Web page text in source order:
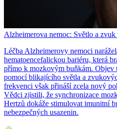
Alzheimerova nemoc: Světlo a
Léčba Alzheimerovy nemoci
hematoencefalickou bariéru, která
přímo k mozkovým buňkám. Objev
pomocí blikajícího světla a
frekvenci však přináší zcela nový
Vědci zjistili, že synchronizace
Hertzů dokáže stimulovat imunitní
nebezpečných usazenin.